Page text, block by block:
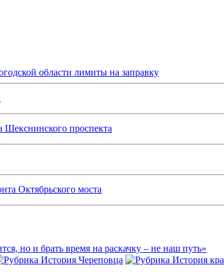
области лимиты на заправку
Шекснинского проспекта
Октябрьского моста
но и брать время на раскачку – не наш путь»